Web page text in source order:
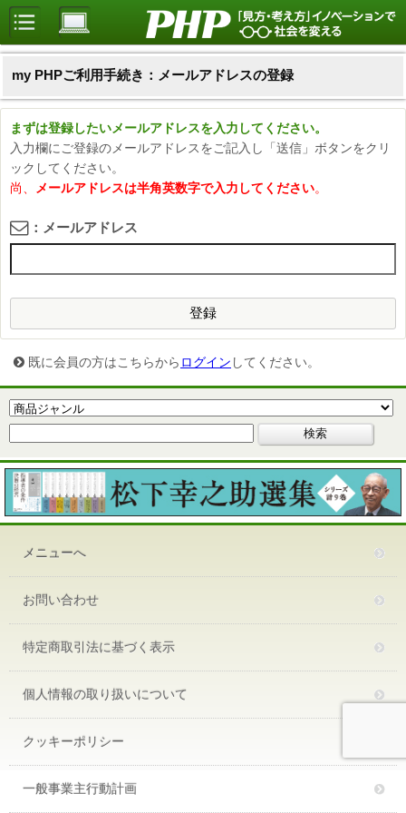
my PHPご利用手続き：メールアドレスの登録
まずは登録したいメールアドレスを入力してください。
入力欄にご登録のメールアドレスをご記入し「送信」ボタンをクリ
ックしてください。
尚、
メールアドレスは半角英数字で入力してください。
：メールアドレス
登録
既に会員の方はこちらから ログイン してください。
メニューへ
お問い合わせ
特定商取引法に基づく表示
個人情報の取り扱いについて
クッキーポリシー
一般事業主行動計画